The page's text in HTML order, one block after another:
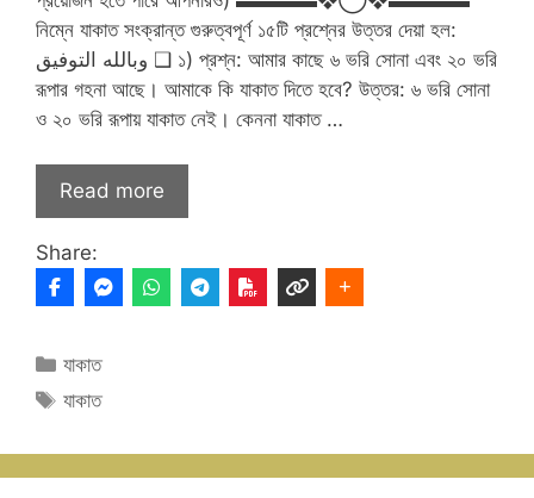
নিম্নে যাকাত সংক্রান্ত গুরুত্বপূর্ণ ১৫টি প্রশ্নের উত্তর দেয়া হল:
وبالله التوفيق ❑ ১) প্রশ্ন: আমার কাছে ৬ ভরি সোনা এবং ২০ ভরি
রূপার গহনা আছে। আমাকে কি যাকাত দিতে হবে? উত্তর: ৬ ভরি সোনা
ও ২০ ভরি রূপায় যাকাত নেই। কেননা যাকাত …
Read more
Share:
Categories
যাকাত
Tags
যাকাত